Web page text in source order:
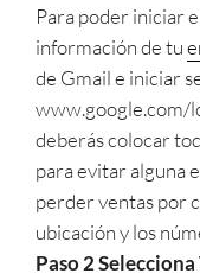
Para poder iniciar
información de tu
de Gmail e iniciar
www.google.com/
deberás colocar
para evitar alguna
perder ventas por
ubicación y los
Paso 2